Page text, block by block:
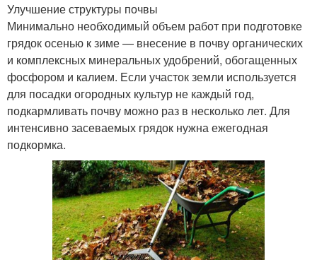
Улучшение структуры почвы
Минимально необходимый объем работ при подготовке
грядок осенью к зиме — внесение в почву органических
и комплексных минеральных удобрений, обогащенных
фосфором и калием. Если участок земли используется
для посадки огородных культур не каждый год,
подкармливать почву можно раз в несколько лет. Для
интенсивно засеваемых грядок нужна ежегодная
подкормка.